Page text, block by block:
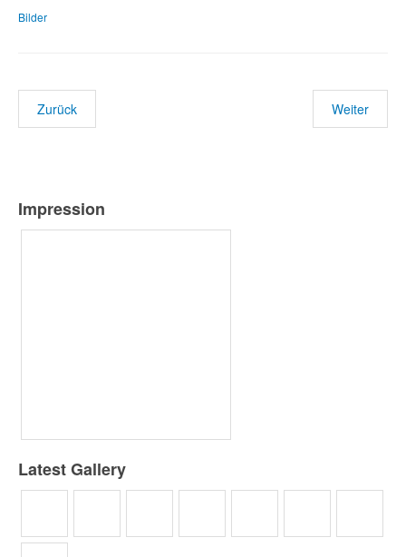
Bilder
Zurück Weiter
Impression
Latest Gallery